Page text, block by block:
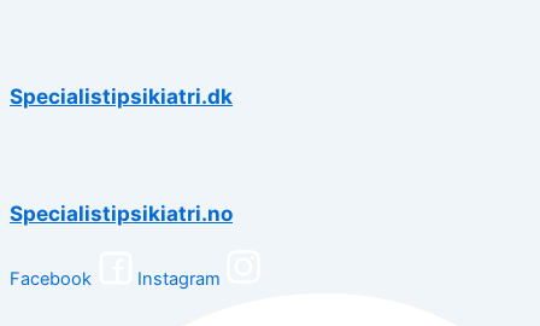
Specialistipsikiatri.dk
Specialistipsikiatri.no
Facebook Instagram